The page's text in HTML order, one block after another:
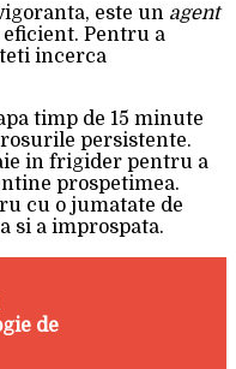
este un agent
Pentru a
incerca
timp de 15 minute
persistente.
in frigider pentru a
prospetimea.
cu o jumatate de
si a improspata.
de